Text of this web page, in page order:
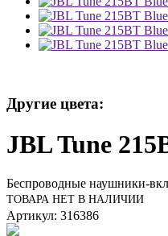
Другие цвета:
JBL Tune
Беспроводные наушники-
ТОВАРА НЕТ В НАЛИЧИИ
Артикул: 316386